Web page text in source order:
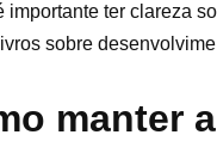
importante ter clareza
sobre
manter